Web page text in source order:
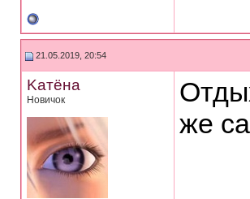
21.05.2019, 20:54
Kaтёнa
Новичок
же